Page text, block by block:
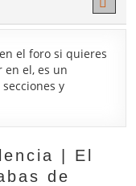
el foro si quieres
el, es un
y
| El
de